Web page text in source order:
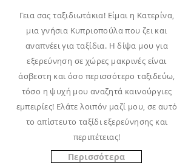
Γεια σας ταξιδιωτάκια! Είμαι η Κατερίνα,
μια γνήσια Κυπριοπούλα που ζει και
αναπνέει για ταξίδια. Η δίψα μου για
εξερεύνηση σε χώρες μακρινές είναι
άσβεστη και όσο περισσότερο ταξιδεύω,
τόσο η ψυχή μου αναζητά καινούργιες
εμπειρίες! Ελάτε λοιπόν μαζί μου, σε αυτό
το απίστευτο ταξίδι εξερεύνησης και
περιπέτειας!
Περισσότερα